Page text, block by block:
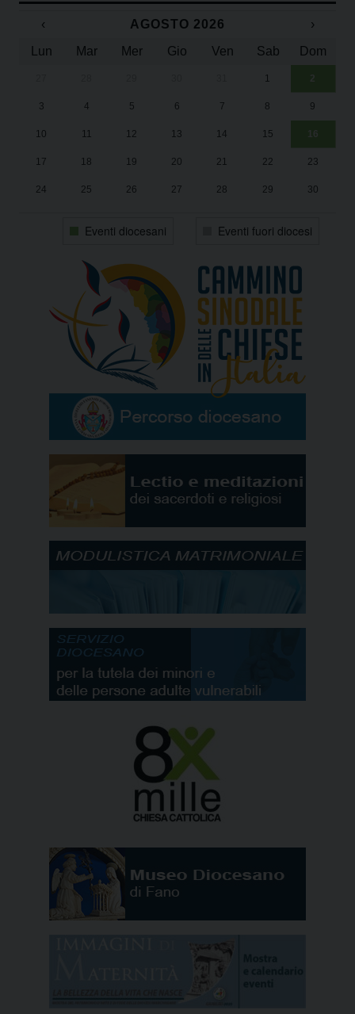
‹ AGOSTO 2026
›
Lun
Mar Mer Gio Ven Sab Dom
1 2
3 4 5 6 7 8 9
10 11 12 13 14 15 16
17 18 19 20 21 22 23
24 25 26 27 28 29 30
Eventi diocesani Eventi fuori diocesi